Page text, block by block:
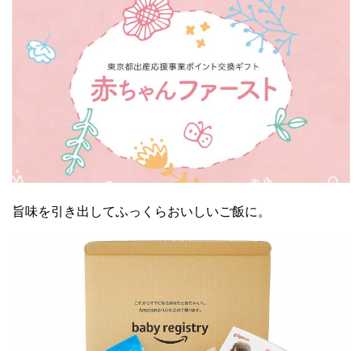
旨味を引き出してふっくらおいしいご飯に。